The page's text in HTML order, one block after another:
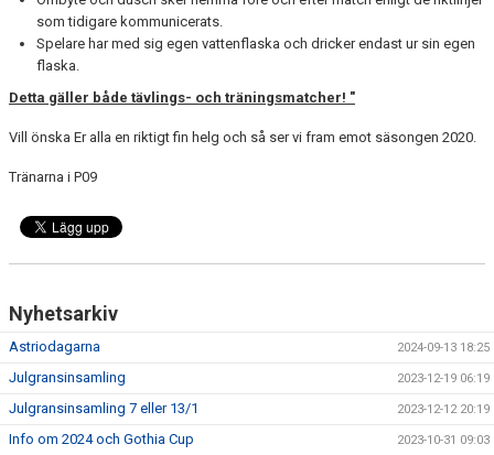
som tidigare kommunicerats.
Spelare har med sig egen vattenflaska och dricker endast ur sin egen
flaska.
Detta gäller både tävlings- och träningsmatcher! "
Vill önska Er alla en riktigt fin helg och så ser vi fram emot säsongen 2020.
Tränarna i P09
Nyhetsarkiv
Astriodagarna 2024-09-13 18:25
Julgransinsamling 2023-12-19 06:19
Julgransinsamling 7 eller 13/1 2023-12-12 20:19
Info om 2024 och Gothia Cup 2023-10-31 09:03